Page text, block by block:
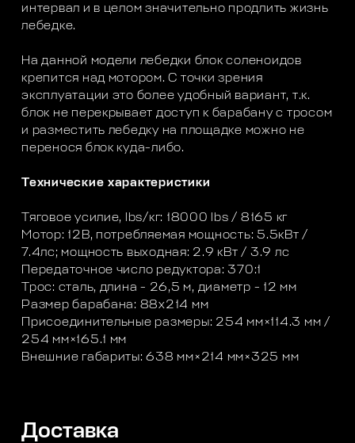
интервал и в целом значительно продлить жизнь
лебедке.
На данной модели лебедки блок соленоидов
крепится над мотором. С точки зрения
эксплуатации это более удобный вариант, т.к.
блок не перекрывает доступ к барабану с тросом
и разместить лебедку на площадке можно не
перенося блок куда-либо.
Технические характеристики
Тяговое усилие, lbs/кг: 18000 lbs / 8165 кг
Мотор: 12В, потребляемая мощность: 5.5кВт /
7.4лс; мощность выходная: 2.9 кВт / 3.9 лс
Передаточное число редуктора: 370:1
Трос: сталь, длина - 26,5 м, диаметр - 12 мм
Размер барабана: 88х214 мм
Присоединительные размеры: 254 мм×114.3 мм /
254 мм×165.1 мм
Внешние габариты: 638 мм×214 мм×325 мм
Доставка